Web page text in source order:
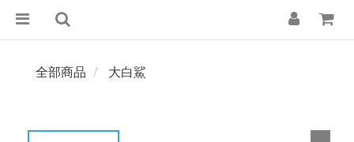
全部商品 大白鯊